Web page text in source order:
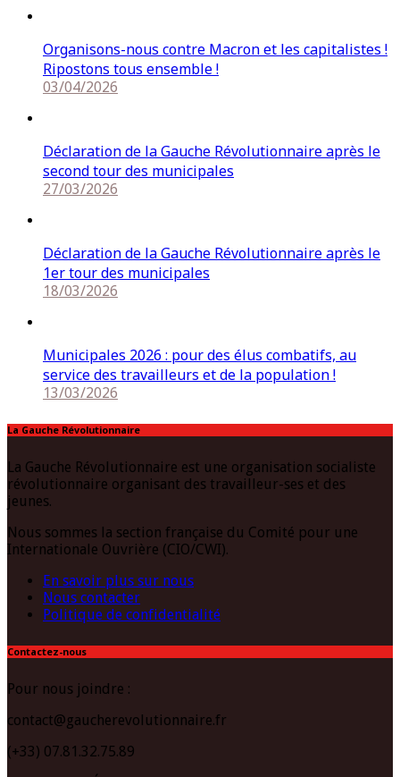
Organisons-nous contre Macron et les capitalistes !
Ripostons tous ensemble !
03/04/2026
Déclaration de la Gauche Révolutionnaire après le
second tour des municipales
27/03/2026
Déclaration de la Gauche Révolutionnaire après le
1er tour des municipales
18/03/2026
Municipales 2026 : pour des élus combatifs, au
service des travailleurs et de la population !
13/03/2026
La Gauche Révolutionnaire
La Gauche Révolutionnaire est une organisation socialiste
révolutionnaire organisant des travailleur-ses et des
jeunes.
Nous sommes la section française du Comité pour une
Internationale Ouvrière (CIO/CWI).
En savoir plus sur nous
Nous contacter
Politique de confidentialité
Contactez-nous
Pour nous joindre :
contact@gaucherevolutionnaire.fr
(+33) 07.81.32.75.89